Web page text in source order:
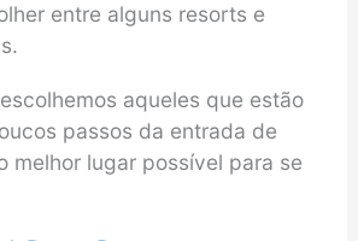
entre alguns resorts e
aqueles que estão
passos da entrada de
melhor lugar possível para se